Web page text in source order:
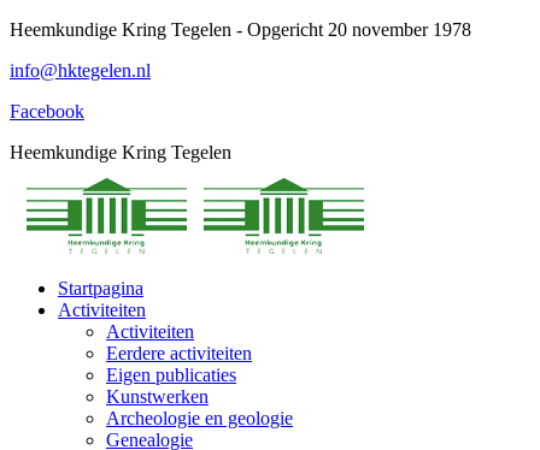
Spring
content
Heemkundige Kring Tegelen - Opgericht 20 november 1978
info@hktegelen.nl
Facebook
Heemkundige Kring Tegelen
Startpagina
Activiteiten
Activiteiten
Eerdere activiteiten
Eigen publicaties
Kunstwerken
Archeologie en geologie
Genealogie